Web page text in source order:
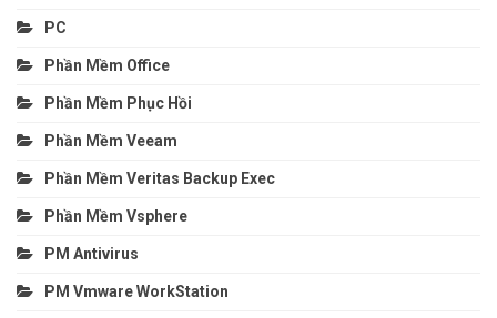
PC
Phần Mềm Office
Phần Mềm Phục Hồi
Phần Mềm Veeam
Phần Mềm Veritas Backup Exec
Phần Mềm Vsphere
PM Antivirus
PM Vmware WorkStation